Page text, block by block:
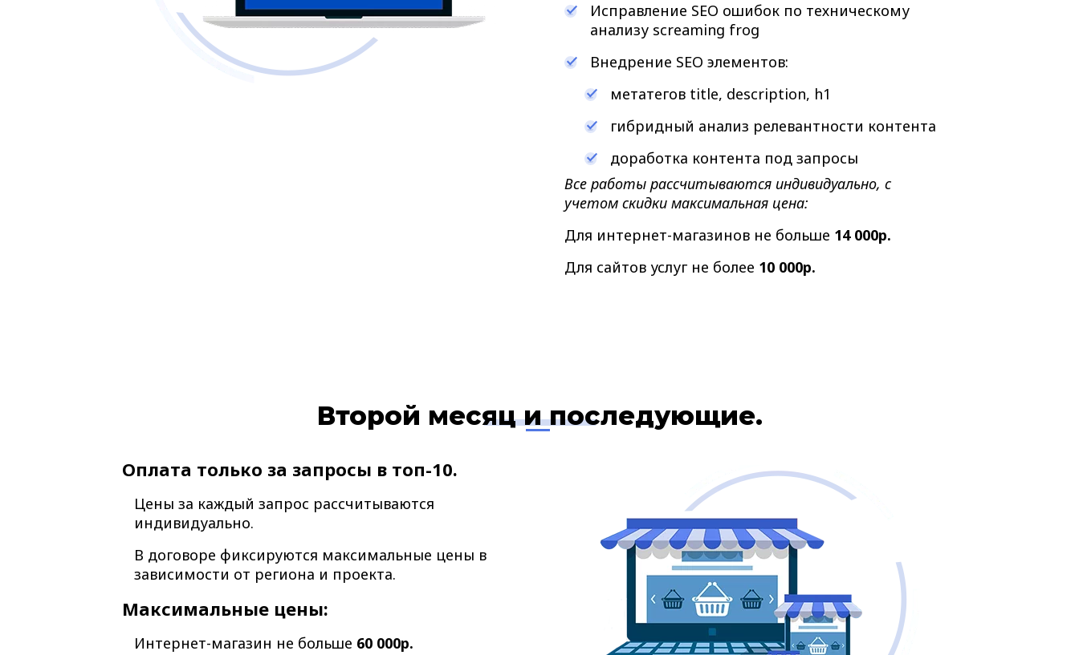
Исправление SEO ошибок по техническому
анализу screaming frog
Внедрение SEO элементов:
метатегов title, description, h1
гибридный анализ релевантности контента
доработка контента под запросы
Все работы рассчитываются индивидуально, с
учетом скидки максимальная цена:
Для интернет-магазинов не больше 14 000р.
Для сайтов услуг не более 10 000р.
Второй месяц и последующие.
Оплата только за запросы в топ-10.
Цены за каждый запрос рассчитываются
индивидуально.
В договоре фиксируются максимальные цены в
зависимости от региона и проекта.
Максимальные цены:
Интернет-магазин не больше 60 000р.